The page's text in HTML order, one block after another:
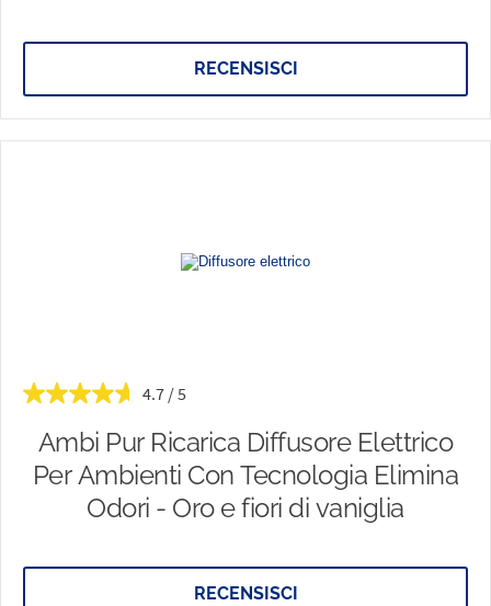
RECENSISCI
4.7
Ambi Pur Ricarica Diffusore Elettrico
Per Ambienti Con Tecnologia Elimina
Odori - Oro e fiori di vaniglia
RECENSISCI